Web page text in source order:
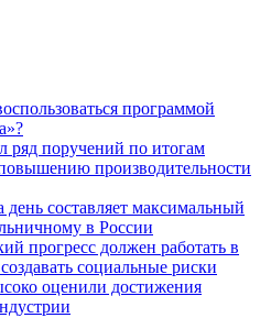
программой
поручений по итогам
производительности
составляет максимальный
в России
прогресс должен работать в
социальные риски
оценили достижения